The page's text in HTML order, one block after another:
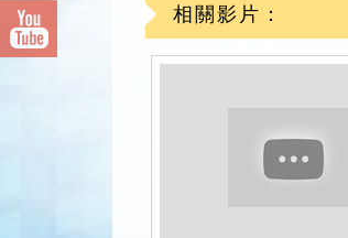
相關影片：